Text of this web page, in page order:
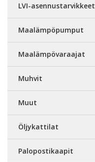
LVI-asennustarvikkeet
Maalämpöpumput
Maalämpövaraajat
Muhvit
Muut
Öljykattilat
Palopostikaapit